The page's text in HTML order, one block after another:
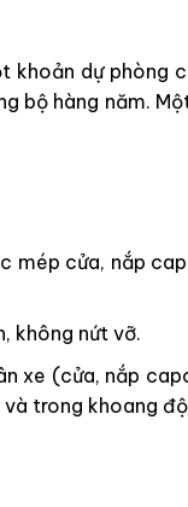
khoản dự phòng
hàng năm.
mép cửa, nắp
không nứt vỡ.
(cửa, nắp
trong khoang